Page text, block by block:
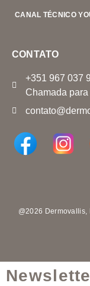
CANAL TÉCNICO
CONTATO
+351 967 037
Chamada
@2026 Dermovallis,